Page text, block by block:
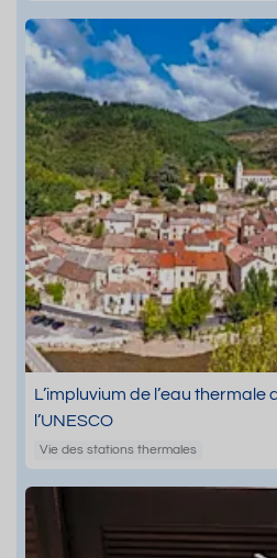
L’impluvium de l’eau thermale
l’UNESCO
Vie des stations thermales